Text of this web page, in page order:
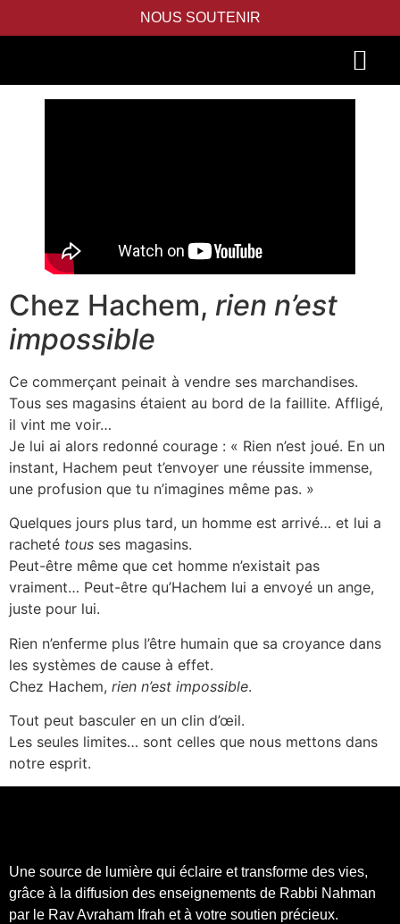
NOUS SOUTENIR
Chez Hachem, rien n’est
impossible
Ce commerçant peinait à vendre ses marchandises.
Tous ses magasins étaient au bord de la faillite. Affligé,
il vint me voir…
Je lui ai alors redonné courage : « Rien n’est joué. En un
instant, Hachem peut t’envoyer une réussite immense,
une profusion que tu n’imagines même pas. »
Quelques jours plus tard, un homme est arrivé… et lui a
racheté tous ses magasins.
Peut-être même que cet homme n’existait pas
vraiment… Peut-être qu’Hachem lui a envoyé un ange,
juste pour lui.
Rien n’enferme plus l’être humain que sa croyance dans
les systèmes de cause à effet.
Chez Hachem, rien n’est impossible.
Tout peut basculer en un clin d’œil.
Les seules limites… sont celles que nous mettons dans
notre esprit.
Une source de lumière qui éclaire et transforme des vies,
grâce à la diffusion des enseignements de Rabbi Nahman
par le Rav Avraham Ifrah et à votre soutien précieux.